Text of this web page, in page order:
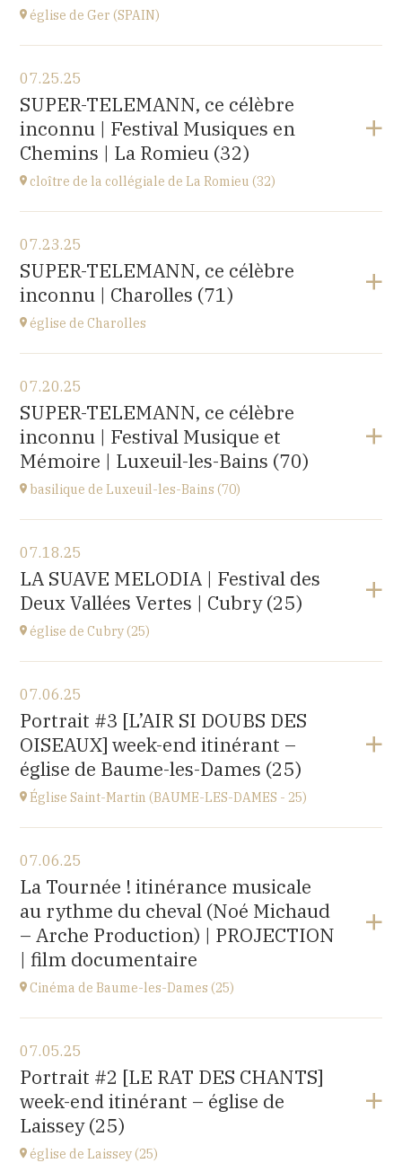
église de Ger (SPAIN)
église Santa Coloma,
Plaça d'Andreu Xandri, 17539 Ger (SPAIN)
at19H00
Buy your tickets
07.25.25
SUPER-TELEMANN, ce célèbre
inconnu | Festival Musiques en
Chemins | La Romieu (32)
cloître de la collégiale de La Romieu (32)
collégiale Saint-Pierre,
rue du docteur Lucante, 32480 La Romieu
at19H00
Buy your tickets
07.23.25
SUPER-TELEMANN, ce célèbre
inconnu | Charolles (71)
église de Charolles
église du Sacré-Coeur,
8 Place de l'Église, 71120 Charolles
at11H
Go to site
07.20.25
SUPER-TELEMANN, ce célèbre
inconnu | Festival Musique et
Mémoire | Luxeuil-les-Bains (70)
basilique de Luxeuil-les-Bains (70)
Basilique Saint Pierre,
place de l'Abbaye, 70300 Luxeuil-les-Bains
at21H00
Buy your tickets
07.18.25
LA SUAVE MELODIA | Festival des
Deux Vallées Vertes | Cubry (25)
église de Cubry (25)
église Saint-Léger,
rue du Château, 25680 Cubry
at20H00
07.06.25
Portrait #3 [L’AIR SI DOUBS DES
OISEAUX] week-end itinérant –
église de Baume-les-Dames (25)
Église Saint-Martin (BAUME-LES-DAMES - 25)
église Saint-Martin,
place St Martin, 25110 Baume-les-Dames
at17H00
07.06.25
La Tournée ! itinérance musicale
au rythme du cheval (Noé Michaud
– Arche Production) | PROJECTION
| film documentaire
Cinéma de Baume-les-Dames (25)
Stella Cinéma,
14 rue Juifs, 25110 Baume les Dames
at14H30
07.05.25
Portrait #2 [LE RAT DES CHANTS]
week-end itinérant – église de
Laissey (25)
église de Laissey (25)